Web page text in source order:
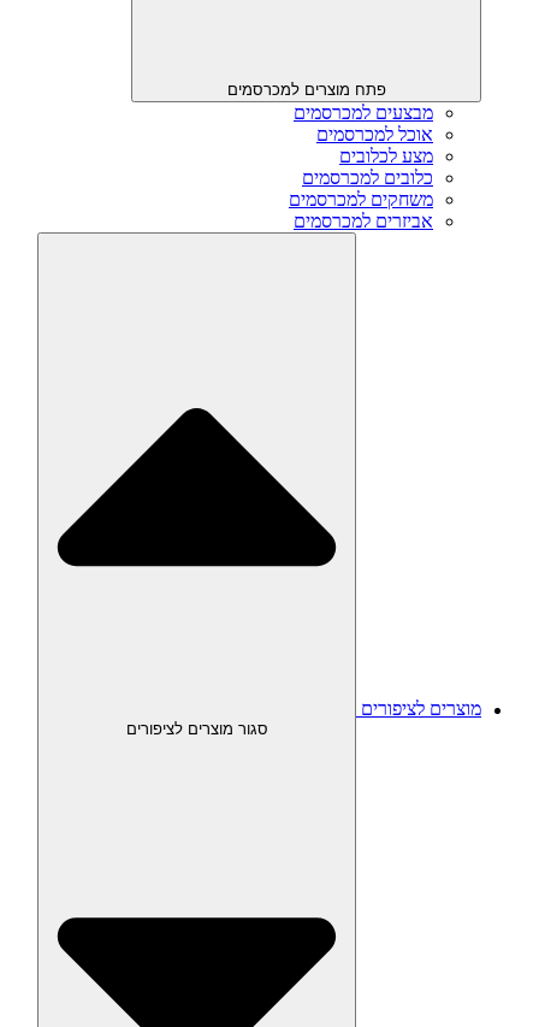
פתח מוצרים למכרסמים
מבצעים למכרסמים
אוכל למכרסמים
מצע לכלובים
כלובים למכרסמים
משחקים למכרסמים
אביזרים למכרסמים
מוצרים לציפורים
סגור מוצרים לציפורים